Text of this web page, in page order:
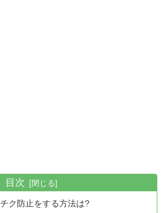
目次
ク防止をする方法は?